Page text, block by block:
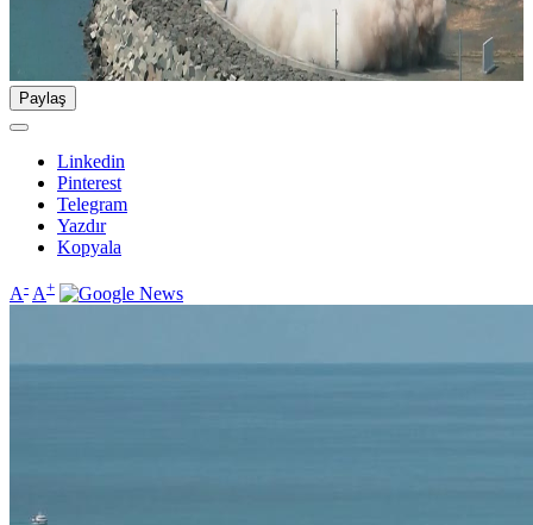
Paylaş
Linkedin
Pinterest
Telegram
Yazdır
Kopyala
A- A+